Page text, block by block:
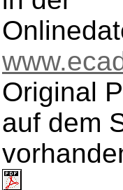
Original
auf dem